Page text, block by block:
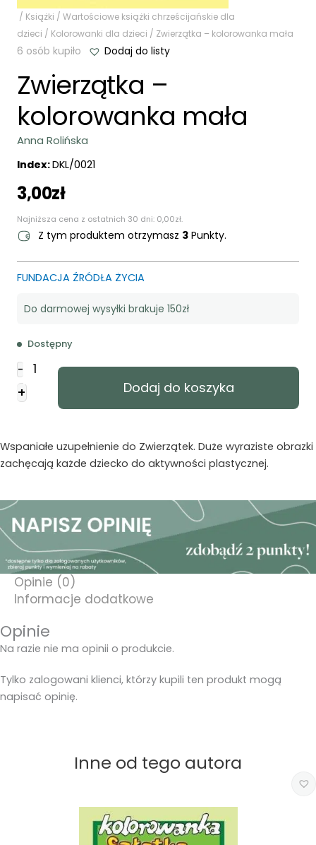
/ Książki / Wartościowe książki chrześcijańskie dla
dzieci / Kolorowanki dla dzieci / Zwierzątka – kolorowanka mała
6 osób kupiło Dodaj do listy
Zwierzątka –
kolorowanka mała
Anna Rolińska
Index:DKL/0021
3,00zł
Najniższa cena z ostatnich 30 dni: 0,00zł.
Z tym produktem otrzymasz 3 Punkty.
FUNDACJA ŹRÓDŁA ŻYCIA
Do darmowej wysyłki brakuje 150zł
Dostępny
-
ilość
Zwierzątka
-
kolorowanka
+ Dodaj do koszyka
Wspaniałe uzupełnienie do Zwierzątek. Duże wyraziste obrazki
zachęcają każde dziecko do aktywności plastycznej.
Opinie (0)
Informacje dodatkowe
Opinie
Na razie nie ma opinii o produkcie.
Tylko zalogowani klienci, którzy kupili ten produkt mogą
napisać opinię.
Inne od tego autora